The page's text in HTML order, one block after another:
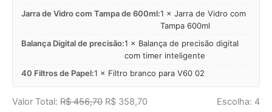
Jarra de Vidro com Tampa de 600ml:1 × Jarra de Vidro com
Tampa 600ml
Balança Digital de precisão:1 × Balança de precisão digital
com timer inteligente
40 Filtros de Papel:1 × Filtro branco para V60 02
Valor Total: R$456,70 R$ 358,70 Escolha: 4